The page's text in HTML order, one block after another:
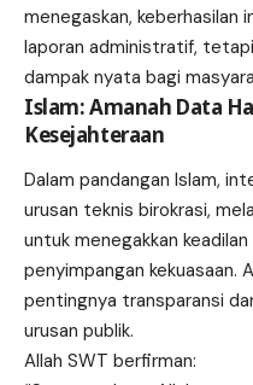
menegaskan, keberhasilan
laporan administratif,
dampak nyata bagi
Islam: Amanah Data
Kesejahteraan
Dalam pandangan Islam,
urusan teknis birokrasi,
untuk menegakkan
penyimpangan kekuasaan.
pentingnya transparansi
urusan publik.
Allah SWT berfirman: